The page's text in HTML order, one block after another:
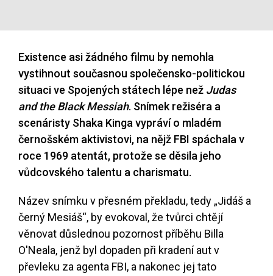
Existence asi žádného filmu by nemohla
vystihnout současnou společensko-politickou
situaci ve Spojených státech lépe než Judas
and the Black Messiah. Snímek režiséra a
scenáristy Shaka Kinga vypráví o mladém
černošském aktivistovi, na nějž FBI spáchala v
roce 1969 atentát, protože se děsila jeho
vůdcovského talentu a charismatu.
Název snímku v přesném překladu, tedy „Jidáš a
černý Mesiáš“, by evokoval, že tvůrci chtějí
věnovat důslednou pozornost příběhu Billa
O'Neala, jenž byl dopaden při kradení aut v
převleku za agenta FBI, a nakonec jej tato